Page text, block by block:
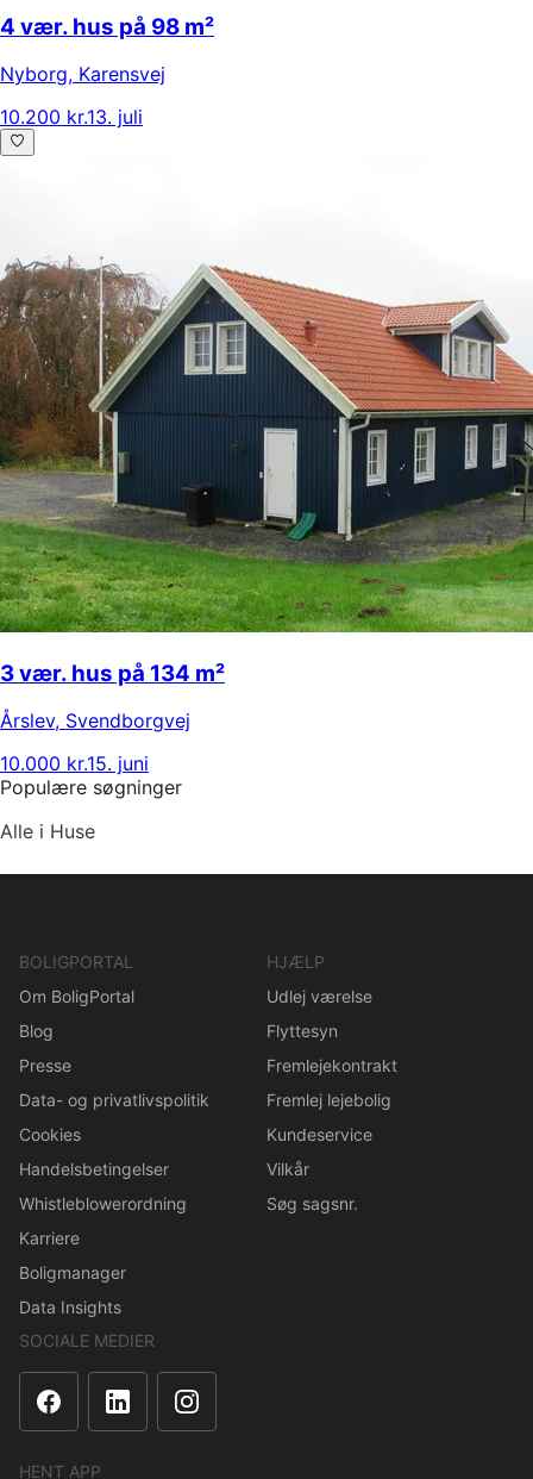
4 vær. hus på 98 m²
Nyborg, Karensvej
10.200 kr.13. juli
3 vær. hus på 134 m²
Årslev, Svendborgvej
10.000 kr.15. juni
Populære søgninger
Alle i Huse
BOLIGPORTAL
Om BoligPortal
Blog
Presse
Data- og privatlivspolitik
Cookies
Handelsbetingelser
Whistleblowerordning
Karriere
Boligmanager
Data Insights
HJÆLP
Udlej værelse
Flyttesyn
Fremlejekontrakt
Fremlej lejebolig
Kundeservice
Vilkår
Søg sagsnr.
SOCIALE MEDIER
HENT APP